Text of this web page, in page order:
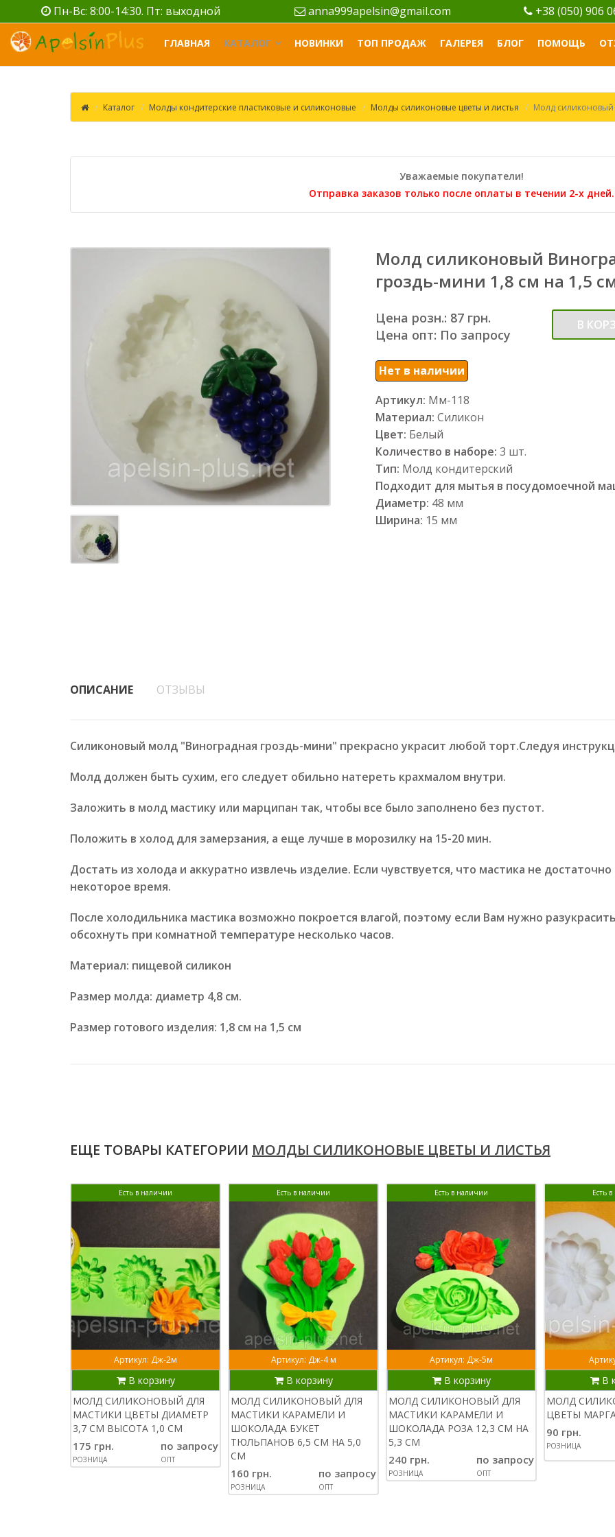
Пн-Вс: 8:00-14:30. Пт: выходной anna999apelsin@gmail.com +38 (050) 906
ГЛАВНАЯ КАТАЛОГ НОВИНКИ ТОП ПРОДАЖ ГАЛЕРЕЯ БЛОГ ПОМОЩЬ
Каталог Молды кондитерские пластиковые и силиконовые Молды силиконовые цветы и листья Молд силиконовый
Уважаемые покупатели!
Отправка заказов только после оплаты в течении 2-х дней.
Молд силиконовый
гроздь-мини 1,8 см на 1,5
Цена розн.: 87 грн.
Цена опт: По запросу
В
Нет в наличии
Артикул: Мм-118
Материал: Силикон
Цвет: Белый
Количество в наборе: 3 шт.
Тип: Молд кондитерский
Подходит для мытья в посудомоечной
Диаметр: 48 мм
Ширина: 15 мм
ОПИСАНИЕ ОТЗЫВЫ
Силиконовый молд "Виноградная гроздь-мини" прекрасно украсит любой торт.Следуя
Молд должен быть сухим, его следует обильно натереть крахмалом внутри.
Заложить в молд мастику или марципан так, чтобы все было заполнено без пустот.
Положить в холод для замерзания, а еще лучше в морозилку на 15-20 мин.
Достать из холода и аккуратно извлечь изделие. Если чувствуется, что мастика не
некоторое время.
После холодильника мастика возможно покроется влагой, поэтому если Вам нужно
обсохнуть при комнатной температуре несколько часов.
Материал: пищевой силикон
Размер молда: диаметр 4,8 см.
Размер готового изделия: 1,8 см на 1,5 см
ЕЩЕ ТОВАРЫ КАТЕГОРИИ МОЛДЫ СИЛИКОНОВЫЕ ЦВЕТЫ И ЛИСТЬЯ
Есть в наличии
Артикул: Дж-2м
В корзину
МОЛД СИЛИКОНОВЫЙ ДЛЯ
МАСТИКИ ЦВЕТЫ ДИАМЕТР
3,7 СМ ВЫСОТА 1,0 СМ
175 грн.
РОЗНИЦА
по запросу
ОПТ
Есть в наличии
Артикул: Дж-4 м
В корзину
МОЛД СИЛИКОНОВЫЙ ДЛЯ
МАСТИКИ КАРАМЕЛИ И
ШОКОЛАДА БУКЕТ
ТЮЛЬПАНОВ 6,5 СМ НА 5,0
СМ
160 грн.
РОЗНИЦА
по запросу
ОПТ
Есть в наличии
Артикул: Дж-5м
В корзину
МОЛД СИЛИКОНОВЫЙ ДЛЯ
МАСТИКИ КАРАМЕЛИ И
ШОКОЛАДА РОЗА 12,3 СМ НА
5,3 СМ
240 грн.
РОЗНИЦА
по запросу
ОПТ
Есть
В
МОЛД
ЦВЕТЫ
90 грн.
РОЗНИЦА